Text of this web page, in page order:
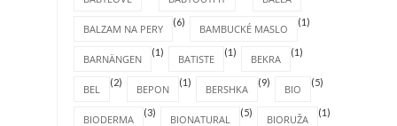
BALZAM NA PERY
(6)
BAMBUCKÉ MASLO
(1)
BARNÄNGEN
(1)
BATISTE
(1)
BEKRA
(1)
BEL
(2)
BEPON
(1)
BERSHKA
(9)
BIO
(5)
BIODERMA
(3)
BIONATURAL
(5)
BIORUŽA
(1)